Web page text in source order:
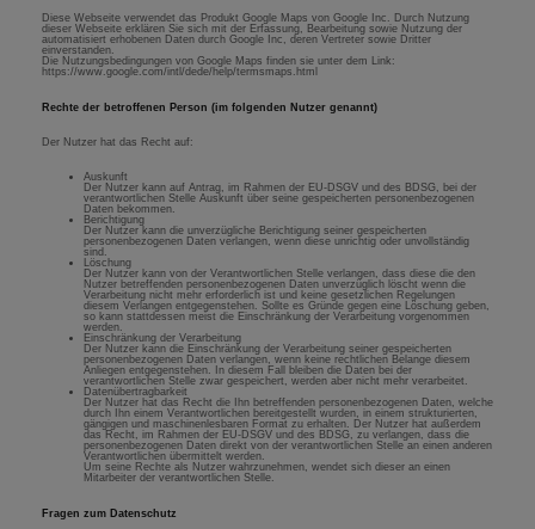
Diese Webseite verwendet das Produkt Google Maps von Google Inc. Durch Nutzung
dieser Webseite erklären Sie sich mit der Erfassung, Bearbeitung sowie Nutzung der
automatisiert erhobenen Daten durch Google Inc, deren Vertreter sowie Dritter
einverstanden.
Die Nutzungsbedingungen von Google Maps finden sie unter dem Link:
https://www.google.com/intl/dede/help/termsmaps.html
Rechte der betroffenen Person (im folgenden Nutzer genannt)
Der Nutzer hat das Recht auf:
Auskunft
Der Nutzer kann auf Antrag, im Rahmen der EU-DSGV und des BDSG, bei der
verantwortlichen Stelle Auskunft über seine gespeicherten personenbezogenen
Daten bekommen.
Berichtigung
Der Nutzer kann die unverzügliche Berichtigung seiner gespeicherten
personenbezogenen Daten verlangen, wenn diese unrichtig oder unvollständig
sind.
Löschung
Der Nutzer kann von der Verantwortlichen Stelle verlangen, dass diese die den
Nutzer betreffenden personenbezogenen Daten unverzüglich löscht wenn die
Verarbeitung nicht mehr erforderlich ist und keine gesetzlichen Regelungen
diesem Verlangen entgegenstehen. Sollte es Gründe gegen eine Löschung geben,
so kann stattdessen meist die Einschränkung der Verarbeitung vorgenommen
werden.
Einschränkung der Verarbeitung
Der Nutzer kann die Einschränkung der Verarbeitung seiner gespeicherten
personenbezogenen Daten verlangen, wenn keine rechtlichen Belange diesem
Anliegen entgegenstehen. In diesem Fall bleiben die Daten bei der
verantwortlichen Stelle zwar gespeichert, werden aber nicht mehr verarbeitet.
Datenübertragbarkeit
Der Nutzer hat das Recht die Ihn betreffenden personenbezogenen Daten, welche
durch Ihn einem Verantwortlichen bereitgestellt wurden, in einem strukturierten,
gängigen und maschinenlesbaren Format zu erhalten. Der Nutzer hat außerdem
das Recht, im Rahmen der EU-DSGV und des BDSG, zu verlangen, dass die
personenbezogenen Daten direkt von der verantwortlichen Stelle an einen anderen
Verantwortlichen übermittelt werden.
Um seine Rechte als Nutzer wahrzunehmen, wendet sich dieser an einen
Mitarbeiter der verantwortlichen Stelle.
Fragen zum Datenschutz